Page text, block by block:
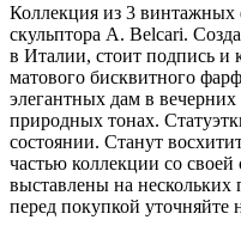
Коллекция из 3 винтажных
скульптора А. Belcari.
в Италии, стоит подпись и
матового бисквитного
элегантных дам в
природных тонах.
состоянии. Станут
частью коллекции со
выставлены на нескольких
перед покупкой уточняйте